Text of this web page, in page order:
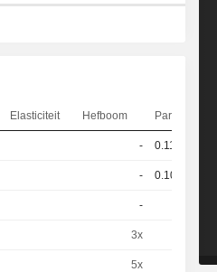
Elasticiteit Hefboom Pariteit
- 0.114
- 0.105
-
3x
5x